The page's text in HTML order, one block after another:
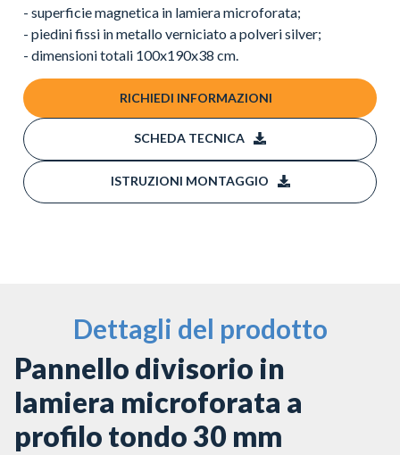
- superficie magnetica in lamiera microforata;
- piedini fissi in metallo verniciato a polveri silver;
- dimensioni totali 100x190x38 cm.
RICHIEDI INFORMAZIONI
SCHEDA TECNICA
ISTRUZIONI MONTAGGIO
Dettagli del prodotto
Pannello divisorio in
lamiera microforata a
profilo tondo 30 mm